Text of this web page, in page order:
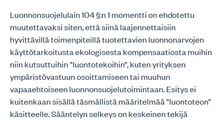
Luonnonsuojelulain 104 §:n 1 momentti on ehdotettu
muutettavaksi siten, että siinä laajennettaisiin
hyvittävillä toimenpiteillä tuotettavien luonnonarvojen
käyttötarkoitusta ekologisesta kompensaatiosta muihin
niin kutsuttuihin ”luontotekoihin”, kuten yrityksen
ympäristövastuun osoittamiseen tai muuhun
vapaaehtoiseen luonnonsuojelutoimintaan. Esitys ei
kuitenkaan sisällä täsmällistä määritelmää ”luontoteon”
käsitteelle. Sääntelyn selkeys on keskeinen tekijä